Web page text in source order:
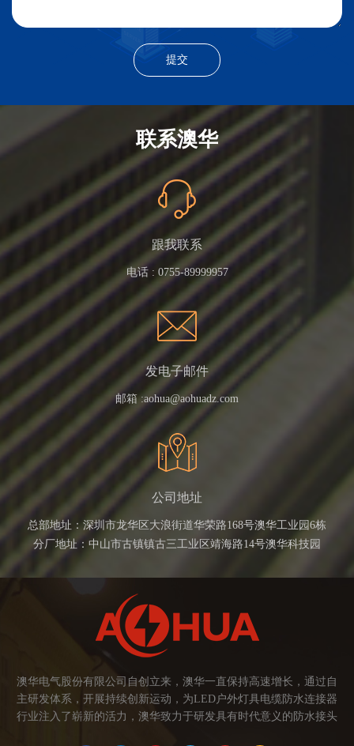
联系澳华
跟我联系
电话 : 0755-89999957
发电子邮件
邮箱 :aohua@aohuadz.com
公司地址
总部地址：深圳市龙华区大浪街道华荣路168号澳华工业园6栋
分厂地址：中山市古镇镇古三工业区靖海路14号澳华科技园
澳华电气股份有限公司自创立来，澳华一直保持高速增长，通过自
主研发体系，开展持续创新运动，为LED户外灯具电缆防水连接器
行业注入了崭新的活力，澳华致力于研发具有时代意义的防水接头